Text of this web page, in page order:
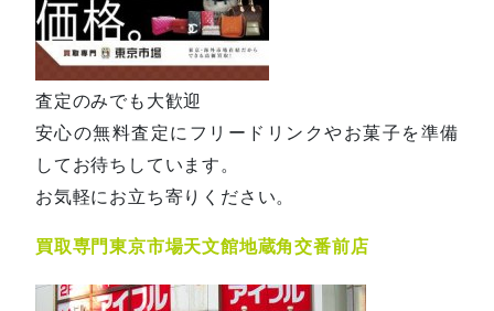
査定のみでも大歓迎
安心の無料査定にフリードリンクやお菓子を準備
してお待ちしています。
お気軽にお立ち寄りください。
買取専門東京市場天文館地蔵角交番前店